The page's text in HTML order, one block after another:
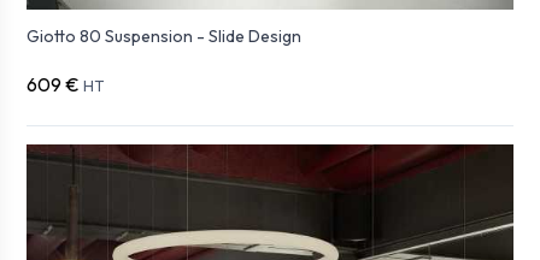
Giotto 80 Suspension - Slide Design
609 € HT